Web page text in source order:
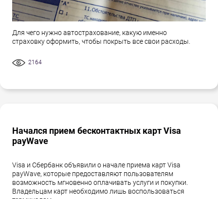
Для чего нужно автострахование, какую именно
страховку оформить, чтобы покрыть все свои расходы.
2164
Начался прием бесконтактных карт Visa
payWave
Visa и Сбербанк объявили о начале приема карт Visa
payWave, которые предоставляют пользователям
возможность мгновенно оплачивать услуги и покупки.
Владельцам карт необходимо лишь воспользоваться